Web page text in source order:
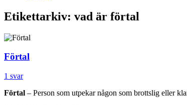
Etikettarkiv: vad är förtal
Förtal
1 svar
Förtal – Person som utpekar någon som brottslig eller